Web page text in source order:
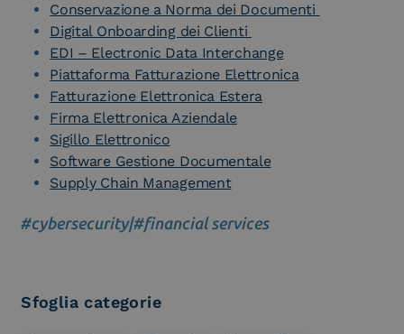
Conservazione a Norma dei Documenti
Digital Onboarding dei Clienti
EDI – Electronic Data Interchange
Piattaforma Fatturazione Elettronica
Fatturazione Elettronica Estera
Firma Elettronica Aziendale
Sigillo Elettronico
Software Gestione Documentale
Supply Chain Management
#cybersecurity|#financial services
Sfoglia categorie